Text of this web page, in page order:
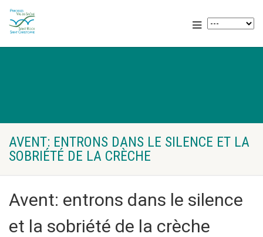
AVENT: ENTRONS DANS LE SILENCE ET LA
SOBRIÉTÉ DE LA CRÈCHE
Avent: entrons dans le silence
et la sobriété de la crèche